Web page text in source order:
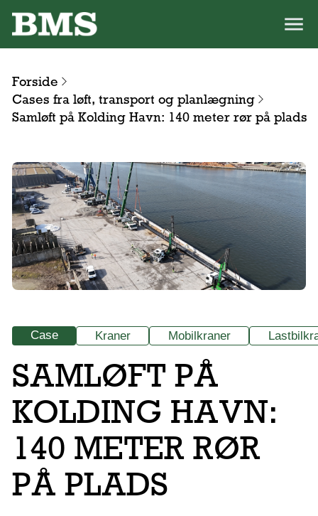
Forside
Cases fra løft, transport og planlægning
Samløft på Kolding Havn: 140 meter rør på plads
Case Kraner Mobilkraner
SAMLØFT PÅ
KOLDING HAVN:
140 METER RØR
PÅ PLADS